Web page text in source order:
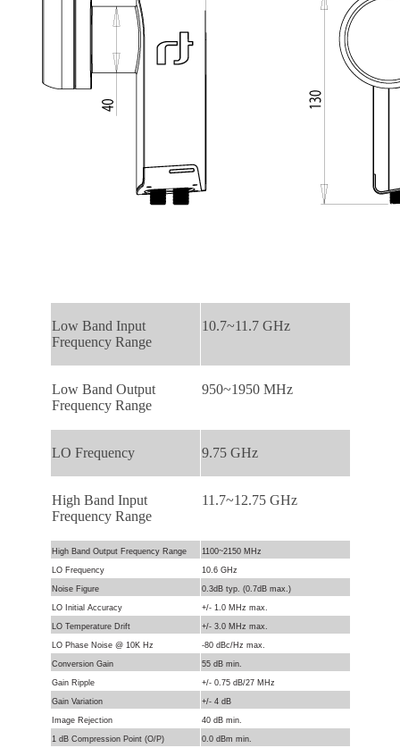
Low Band Input
Frequency Range
10.7~11.7 GHz
Low Band Output
Frequency Range
950~1950 MHz
LO Frequency 9.75 GHz
High Band Input
Frequency Range
11.7~12.75 GHz
High Band Output Frequency Range 1100~2150 MHz
LO Frequency 10.6 GHz
Noise Figure 0.3dB typ. (0.7dB max.)
LO Initial Accuracy +/- 1.0 MHz max.
LO Temperature Drift +/- 3.0 MHz max.
LO Phase Noise @ 10K Hz -80 dBc/Hz max.
Conversion Gain 55 dB min.
Gain Ripple +/- 0.75 dB/27 MHz
Gain Variation +/- 4 dB
Image Rejection 40 dB min.
1 dB Compression Point (O/P) 0.0 dBm min.